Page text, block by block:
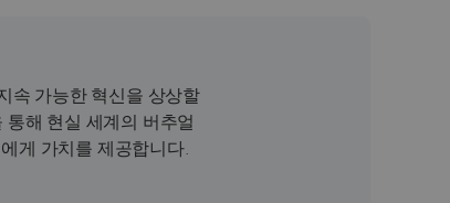
속 가능한 혁신을 상상할
통해 현실 세계의 버추얼
게 가치를 제공합니다.